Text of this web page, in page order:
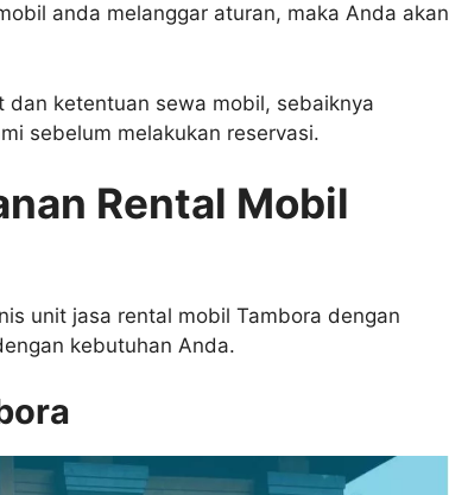
anda melanggar aturan, maka Anda akan
ketentuan sewa mobil, sebaiknya
sebelum melakukan reservasi.
Rental Mobil
unit jasa rental mobil Tambora dengan
kebutuhan Anda.